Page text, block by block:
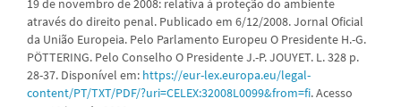
19 de novembro de 2008: relativa à proteção do ambiente
através do direito penal. Publicado em 6/12/2008. Jornal Oficial
da União Europeia. Pelo Parlamento Europeu O Presidente H.-G.
PÖTTERING. Pelo Conselho O Presidente J.-P. JOUYET. L. 328 p.
28-37. Disponível em: https://eur-lex.europa.eu/legal-
content/PT/TXT/PDF/?uri=CELEX:32008L0099&from=fi. Acesso